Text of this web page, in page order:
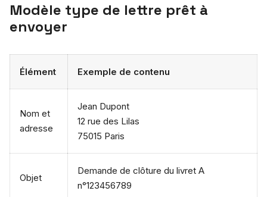
Modèle type de lettre prêt à
envoyer
Élément Exemple de contenu
Nom et
adresse
Jean Dupont
12 rue des Lilas
75015 Paris
Objet
Demande de clôture du livret A
n°123456789